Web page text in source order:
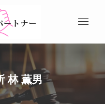
林 薫男